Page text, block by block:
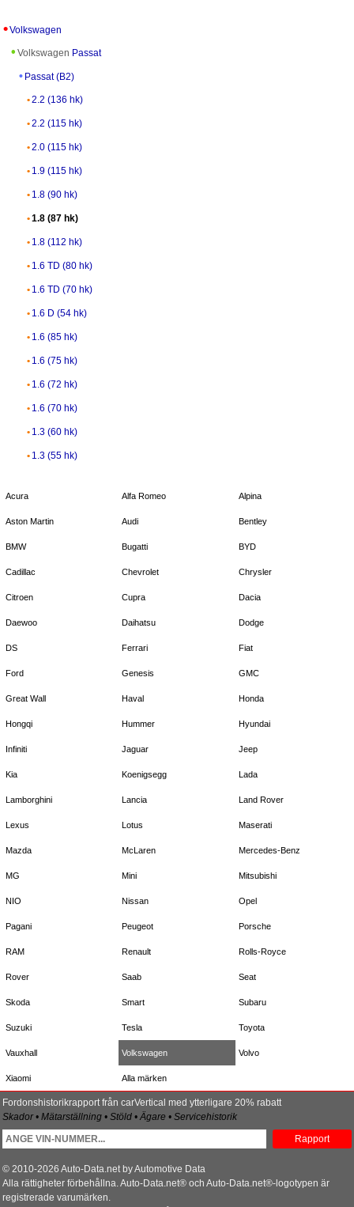
Volkswagen
Volkswagen Passat
Passat (B2)
2.2 (136 hk)
2.2 (115 hk)
2.0 (115 hk)
1.9 (115 hk)
1.8 (90 hk)
1.8 (87 hk)
1.8 (112 hk)
1.6 TD (80 hk)
1.6 TD (70 hk)
1.6 D (54 hk)
1.6 (85 hk)
1.6 (75 hk)
1.6 (72 hk)
1.6 (70 hk)
1.3 (60 hk)
1.3 (55 hk)
Acura Alfa Romeo Alpina
Aston Martin Audi Bentley
BMW Bugatti BYD
Cadillac Chevrolet Chrysler
Citroen Cupra Dacia
Daewoo Daihatsu Dodge
DS Ferrari Fiat
Ford Genesis GMC
Great Wall Haval Honda
Hongqi Hummer Hyundai
Infiniti Jaguar Jeep
Kia Koenigsegg Lada
Lamborghini Lancia Land Rover
Lexus Lotus Maserati
Mazda McLaren Mercedes-Benz
MG Mini Mitsubishi
NIO Nissan Opel
Pagani Peugeot Porsche
RAM Renault Rolls-Royce
Rover Saab Seat
Skoda Smart Subaru
Suzuki Tesla Toyota
Vauxhall Volkswagen Volvo
Xiaomi Alla märken
Fordonshistorikrapport från carVertical med ytterligare 20% rabatt
Skador • Mätarställning • Stöld • Ägare • Servicehistorik
Rapport
© 2010-2026 Auto-Data.net by Automotive Data
Alla rättigheter förbehållna. Auto-Data.net® och Auto-Data.net®-logotypen är
registrerade varumärken.